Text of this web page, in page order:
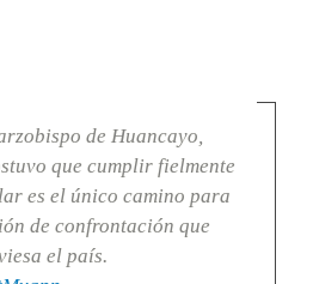
de Huancayo,
que cumplir fielmente
es el único camino para
de confrontación que
el país.